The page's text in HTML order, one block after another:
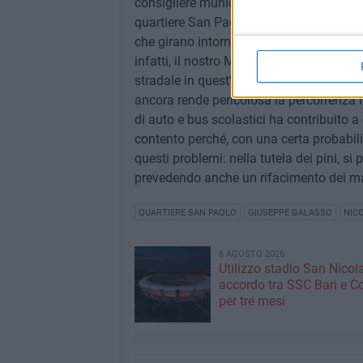
quartiere San Paolo - commenta
che girano intorno alla scuola
infatti, il nostro Municipio ha posto in
stradale in quest'area. Da un lato, la
ancora rende pericolosa la
di auto e bus scolastici ha contribuito
contento perché, con una certa
questi problemi: nella tutela dei pini, si
prevedendo anche un rifacimento dei
QUARTIERE SAN PAOLO GIUSEPPE GALASSO
6 AGOSTO 2026
Utilizzo stadio San
accordo tra SSC Bari e
per tre mesi